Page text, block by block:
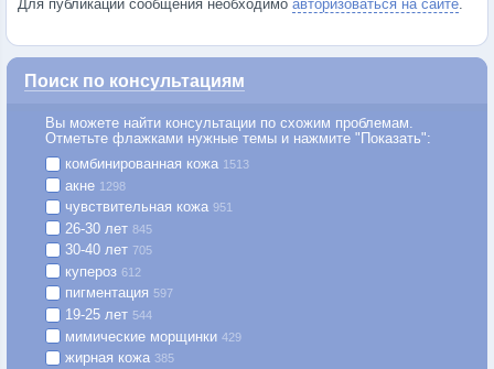
Для публикации сообщения необходимо авторизоваться на сайте.
Поиск по консультациям
Вы можете найти консультации по схожим проблемам.
Отметьте флажками нужные темы и нажмите "Показать":
комбинированная кожа 1513
акне 1298
чувствительная кожа 951
26-30 лет 845
30-40 лет 705
купероз 612
пигментация 597
19-25 лет 544
мимические морщинки 429
жирная кожа 385